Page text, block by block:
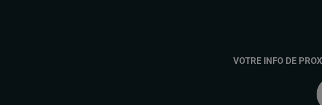
VOTRE INFO DE